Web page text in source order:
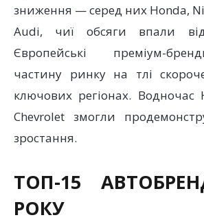
зниження — серед них Honda,
Audi, чиї обсяги впали
Європейські преміум-
частину ринку на тлі
ключових регіонах. Водночас
Chevrolet змогли
зростання.
ТОП-15
РОКУ